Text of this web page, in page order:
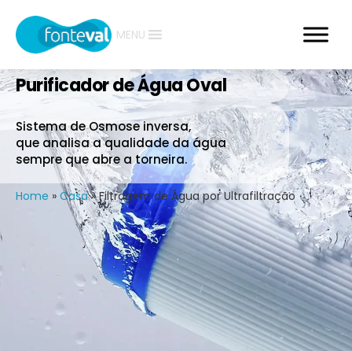
MENU
Purificador de Água Oval
Sistema de Osmose inversa,
que analisa a qualidade da água
sempre que abre a torneira.
Home » Casa»Filtragem de Água por Ultrafiltração